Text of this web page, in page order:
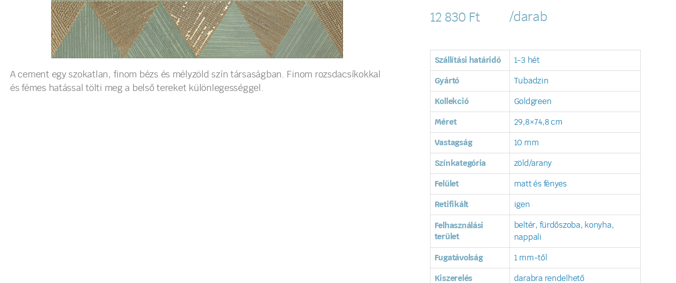
A cement egy szokatlan, finom bézs és mélyzöld szín társaságban. Finom rozsdacsíkokkal
és fémes hatással tölti meg a belső tereket különlegességgel.
12 830 Ft /darab
Szállítási határidó 1-3 hét
Gyártó Tubadzin
Kollekció Goldgreen
Méret 29,8×74,8 cm
Vastagság 10 mm
Színkategória zöld/arany
Felület matt és fényes
Retifikált igen
Felhasználási
terület
beltér, fürdőszoba, konyha,
nappali
Fugatávolság 1 mm-től
Kiszerelés darabra rendelhető